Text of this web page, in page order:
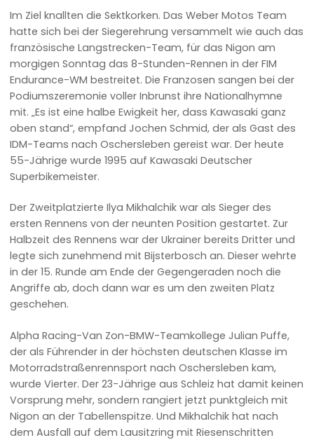
Im Ziel knallten die Sektkorken. Das Weber Motos Team
hatte sich bei der Siegerehrung versammelt wie auch das
französische Langstrecken-Team, für das Nigon am
morgigen Sonntag das 8-Stunden-Rennen in der FIM
Endurance-WM bestreitet. Die Franzosen sangen bei der
Podiumszeremonie voller Inbrunst ihre Nationalhymne
mit. „Es ist eine halbe Ewigkeit her, dass Kawasaki ganz
oben stand“, empfand Jochen Schmid, der als Gast des
IDM-Teams nach Oschersleben gereist war. Der heute
55-Jährige wurde 1995 auf Kawasaki Deutscher
Superbikemeister.
Der Zweitplatzierte Ilya Mikhalchik war als Sieger des
ersten Rennens von der neunten Position gestartet. Zur
Halbzeit des Rennens war der Ukrainer bereits Dritter und
legte sich zunehmend mit Bijsterbosch an. Dieser wehrte
in der 15. Runde am Ende der Gegengeraden noch die
Angriffe ab, doch dann war es um den zweiten Platz
geschehen.
Alpha Racing-Van Zon-BMW-Teamkollege Julian Puffe,
der als Führender in der höchsten deutschen Klasse im
Motorradstraßenrennsport nach Oschersleben kam,
wurde Vierter. Der 23-Jährige aus Schleiz hat damit keinen
Vorsprung mehr, sondern rangiert jetzt punktgleich mit
Nigon an der Tabellenspitze. Und Mikhalchik hat nach
dem Ausfall auf dem Lausitzring mit Riesenschritten